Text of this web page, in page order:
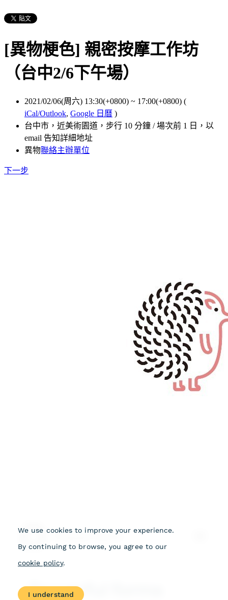
[異物梗色] 親密按摩工作坊
（台中2/6下午場）
2021/02/06(周六) 13:30(+0800) ~ 17:00(+0800) (
iCal/Outlook, Google 日曆 )
台中市，近美術園道，步行 10 分鐘 / 場次前 1 日，以
email 告知詳細地址
異物聯絡主辦單位
下一步